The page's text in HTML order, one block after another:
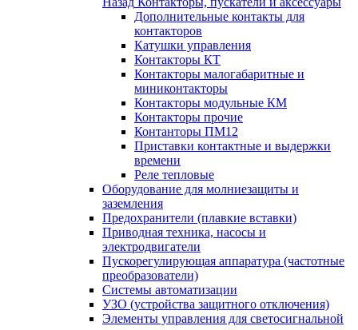
Дополнительные контакты для
контакторов
Катушки управления
Контакторы КТ
Контакторы малогабаритные и
миниконтакторы
Контакторы модульные КМ
Контакторы прочие
Контанторы ПМ12
Приставки контактные и выдержки
времени
Реле тепловые
Оборудование для молниезащиты и
заземления
Предохранители (плавкие вставки)
Приводная техника, насосы и
электродвигатели
Пускорегулирующая аппаратура (частотные
преобразователи)
Системы автоматизации
УЗО (устройства защитного отключения)
Элементы управления для светосигнальной